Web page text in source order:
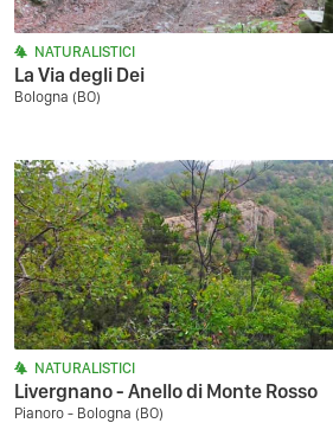
NATURALISTICI
La Via degli Dei
Bologna (BO)
NATURALISTICI
Livergnano - Anello di Monte Rosso
Pianoro - Bologna (BO)